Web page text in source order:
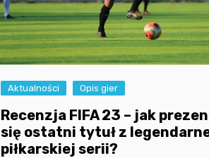
Aktualności Opis gier
Recenzja FIFA 23 – jak
się ostatni tytuł z
piłkarskiej serii?